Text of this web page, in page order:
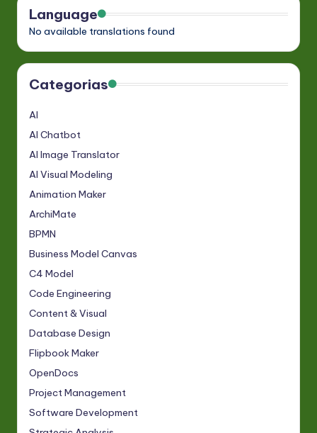
Language
No available translations found
Categorias
AI
AI Chatbot
AI Image Translator
AI Visual Modeling
Animation Maker
ArchiMate
BPMN
Business Model Canvas
C4 Model
Code Engineering
Content & Visual
Database Design
Flipbook Maker
OpenDocs
Project Management
Software Development